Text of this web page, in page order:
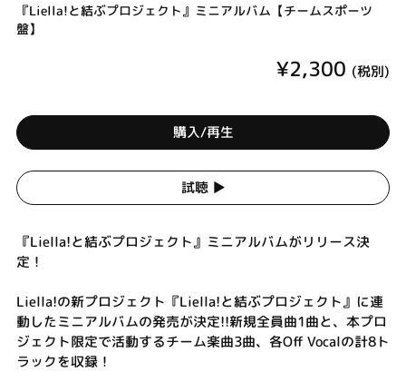
『Liella!と結ぶプロジェクト』ミニアルバム【チームスポーツ
盤】
¥2,300 (税別)
購入/再生
試聴 ▶︎
『Liella!と結ぶプロジェクト』ミニアルバムがリリース決
定！
Liella!の新プロジェクト『Liella!と結ぶプロジェクト』に連
動したミニアルバムの発売が決定!!新規全員曲1曲と、本プロ
ジェクト限定で活動するチーム楽曲3曲、各Off Vocalの計8ト
ラックを収録！